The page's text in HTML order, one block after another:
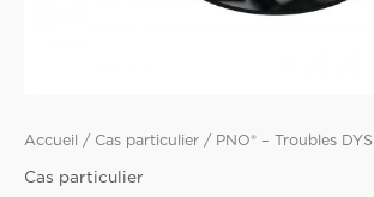
Accueil / Cas particulier / PNO® – Troubles DYS
Cas particulier